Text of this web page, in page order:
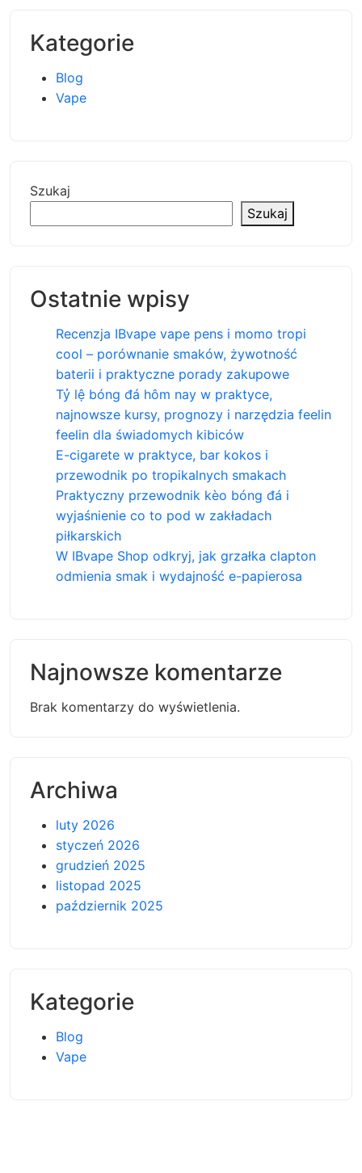
Kategorie
Blog
Vape
Szukaj
Szukaj
Ostatnie wpisy
Recenzja IBvape vape pens i momo tropi
cool – porównanie smaków, żywotność
baterii i praktyczne porady zakupowe
Tỷ lệ bóng đá hôm nay w praktyce,
najnowsze kursy, prognozy i narzędzia feelin
feelin dla świadomych kibiców
E-cigarete w praktyce, bar kokos i
przewodnik po tropikalnych smakach
Praktyczny przewodnik kèo bóng đá i
wyjaśnienie co to pod w zakładach
piłkarskich
W IBvape Shop odkryj, jak grzałka clapton
odmienia smak i wydajność e-papierosa
Najnowsze komentarze
Brak komentarzy do wyświetlenia.
Archiwa
luty 2026
styczeń 2026
grudzień 2025
listopad 2025
październik 2025
Kategorie
Blog
Vape